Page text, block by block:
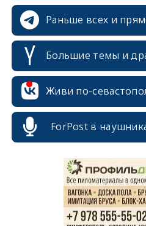
Раньше всех и
Большие темы и
Живи по-
ForPost в